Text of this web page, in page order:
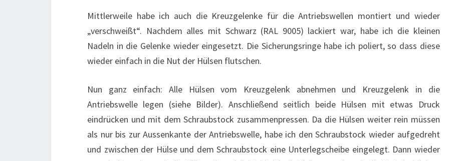
Mittlerweile habe ich auch die Kreuzgelenke für die Antriebswellen montiert und wieder
„verschweißt“. Nachdem alles mit Schwarz (RAL 9005) lackiert war, habe ich die kleinen
Nadeln in die Gelenke wieder eingesetzt. Die Sicherungsringe habe ich poliert, so dass diese
wieder einfach in die Nut der Hülsen flutschen.
Nun ganz einfach: Alle Hülsen vom Kreuzgelenk abnehmen und Kreuzgelenk in die
Antriebswelle legen (siehe Bilder). Anschließend seitlich beide Hülsen mit etwas Druck
eindrücken und mit dem Schraubstock zusammenpressen. Da die Hülsen weiter rein müssen
als nur bis zur Aussenkante der Antriebswelle, habe ich den Schraubstock wieder aufgedreht
und zwischen der Hülse und dem Schraubstock eine Unterlegscheibe eingelegt. Dann wieder